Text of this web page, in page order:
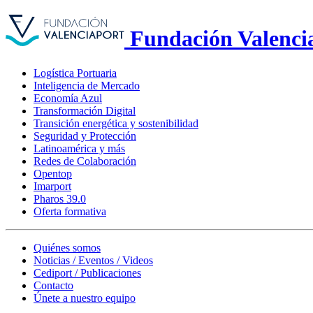
Fundación
Logística Portuaria
Inteligencia de Mercado
Economía Azul
Transformación Digital
Transición energética y sostenibilidad
Seguridad y Protección
Latinoamérica y más
Redes de Colaboración
Opentop
Imarport
Pharos 39.0
Oferta formativa
Quiénes somos
Noticias / Eventos / Videos
Cediport / Publicaciones
Contacto
Únete a nuestro equipo